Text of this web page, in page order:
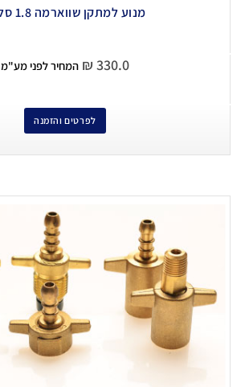
מנוע למתקן שווארמה 1.8 סל"ד
₪ 330.0 המחיר לפני מע"מ
לפרטים והזמנה